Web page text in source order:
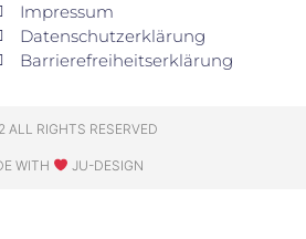
Impressum
Datenschutzerklärung
Barrierefreiheitserklärung
ALL RIGHTS RESERVED
WITH JU-DESIGN